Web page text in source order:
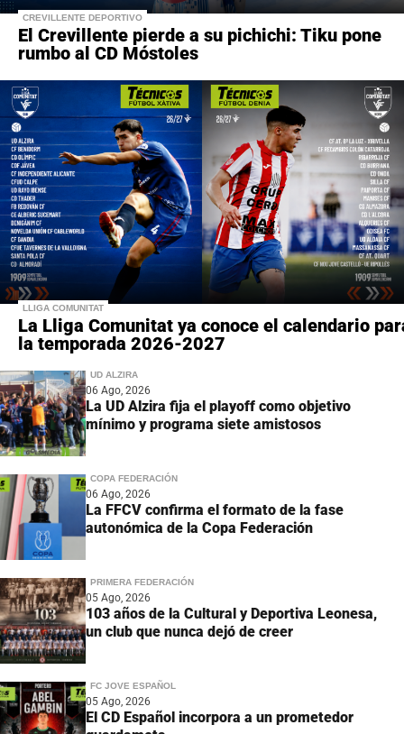
CREVILLENTE DEPORTIVO
El Crevillente pierde a su pichichi: Tiku pone
rumbo al CD Móstoles
LLIGA COMUNITAT
La Lliga Comunitat ya conoce el calendario
la temporada 2026-2027
UD ALZIRA
06 Ago, 2026
La UD Alzira fija el playoff como objetivo
mínimo y programa siete amistosos
COPA FEDERACIÓN
06 Ago, 2026
La FFCV confirma el formato de la fase
autonómica de la Copa Federación
PRIMERA FEDERACIÓN
05 Ago, 2026
103 años de la Cultural y Deportiva Leonesa,
un club que nunca dejó de creer
FC JOVE ESPAÑOL
05 Ago, 2026
El CD Español incorpora a un prometedor